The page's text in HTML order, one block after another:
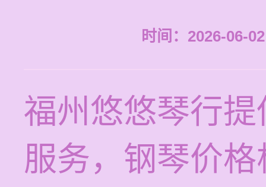
时间：2026-06-
福州悠悠琴行
服务，钢琴价